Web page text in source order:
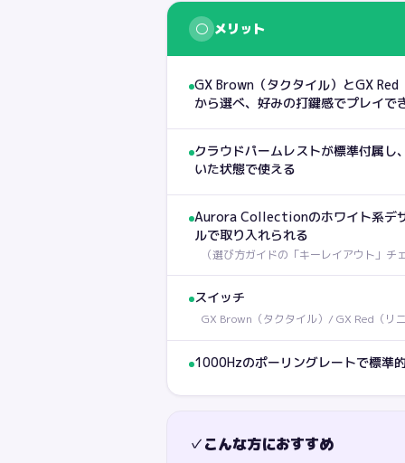
○ メリット
GX Brown（タクタイル）とGX
から選べ、好みの打鍵感でプレイで
クラウドパームレストが標準付属し
いた状態で使える
Aurora Collectionのホワイト系デ
ルで取り入れられる
（選び方ガイドの「キーレイアウト」チ
スイッチ
GX Brown（タクタイル）/ GX Red（リ
1000Hzのポーリングレートで標準
✓こんな方におすすめ